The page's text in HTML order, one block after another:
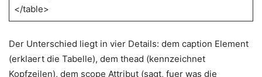
</table>
Der Unterschied liegt in vier Details: dem caption Element
(erklaert die Tabelle), dem thead (kennzeichnet
Kopfzeilen), dem scope Attribut (sagt, fuer was die